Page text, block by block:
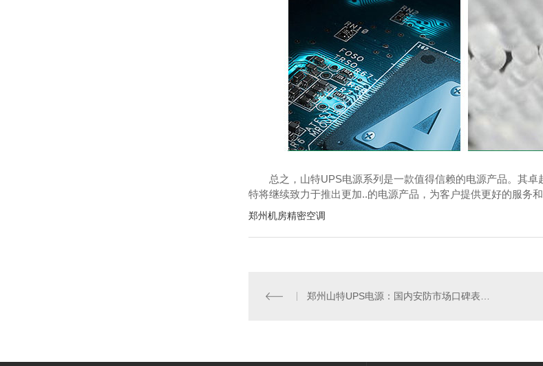
总之，山特UPS电源系列是一款值得信赖的电源产品。其
特将继续致力于推出更加..的电源产品，为客户提供更好的服务
郑州机房精密空调
郑州山特UPS电源：国内安防市场口碑表现强劲